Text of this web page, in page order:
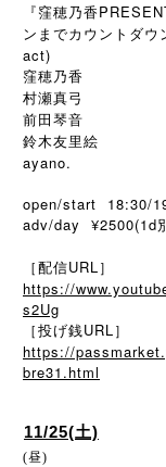
『窪穂乃香
ンまでカウントダウ
act)
窪穂乃香
村瀬真弓
前田琴音
鈴木友里絵
ayano.
open/start 18:30/
adv/day ¥2500(1d
［配信URL］
https://
s2Ug
［投げ銭URL］
https://
bre31.html
11/25(土)
(昼)